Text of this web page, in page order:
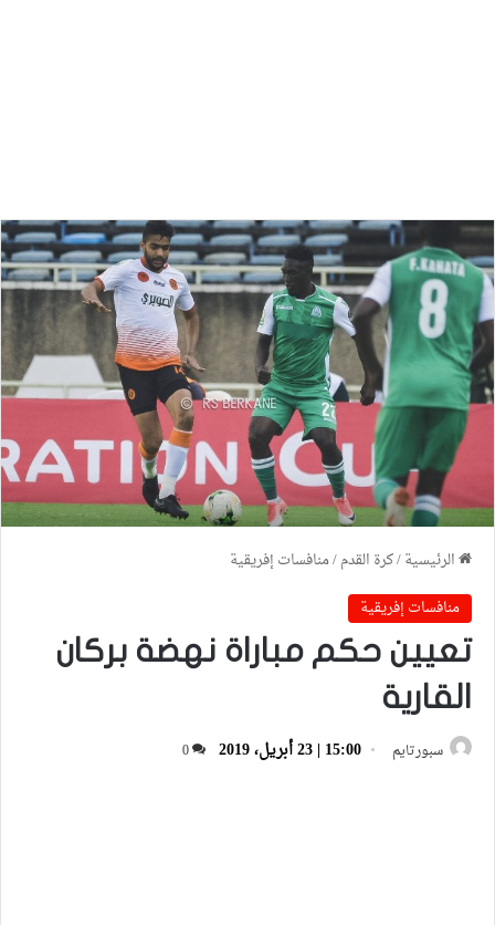
الرئيسية/كرة القدم/منافسات إفريقية
منافسات إفريقية
تعيين حكم مباراة نهضة بركان
القارية
سبورتايم 15:00 | 23 أبريل، 2019 0